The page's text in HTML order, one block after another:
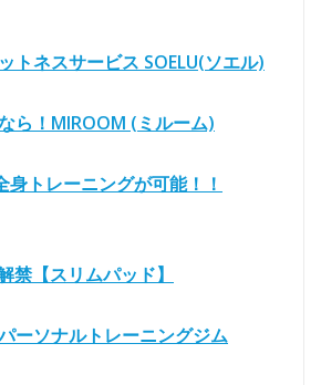
トネスサービス SOELU(ソエル)
ら！MIROOM (ミルーム)
身トレーニングが可能！！
禁【スリムパッド】
ーソナルトレーニングジム